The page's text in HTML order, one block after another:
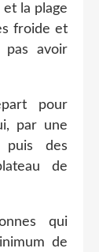
la plage
froide et
avoir
pour
par une
puis des
de
qui
de